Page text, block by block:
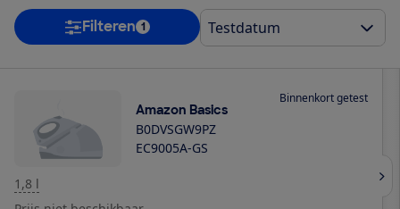
Filteren 1
Amazon Basics
B0DVSGW9PZ
EC9005A-GS
Binnenkort getest
1,8 l